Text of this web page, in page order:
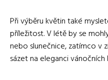
Při výběru květin také
příležitost. V létě by se
nebo slunečnice, zatímco v
sázet na eleganci vánočních